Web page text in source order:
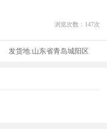
浏览次数： 147次
发货地:山东省青岛城阳区